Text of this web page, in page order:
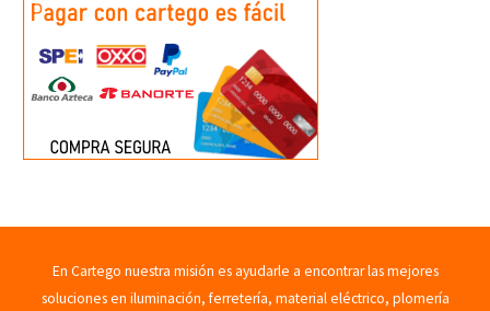
En Cartego nuestra misión es ayudarle a encontrar las mejores
soluciones en iluminación, ferretería, material eléctrico, plomería